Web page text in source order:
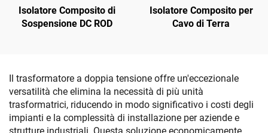
Isolatore Composito di
Sospensione DC ROD
Isolatore Composito per
Cavo di Terra
Il trasformatore a doppia tensione offre un'eccezionale
versatilità che elimina la necessità di più unità
trasformatrici, riducendo in modo significativo i costi degli
impianti e la complessità di installazione per aziende e